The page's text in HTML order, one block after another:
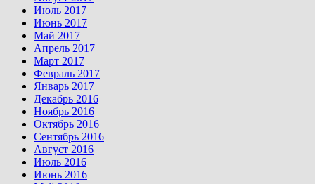
Июль 2017
Июнь 2017
Май 2017
Апрель 2017
Март 2017
Февраль 2017
Январь 2017
Декабрь 2016
Ноябрь 2016
Октябрь 2016
Сентябрь 2016
Август 2016
Июль 2016
Июнь 2016